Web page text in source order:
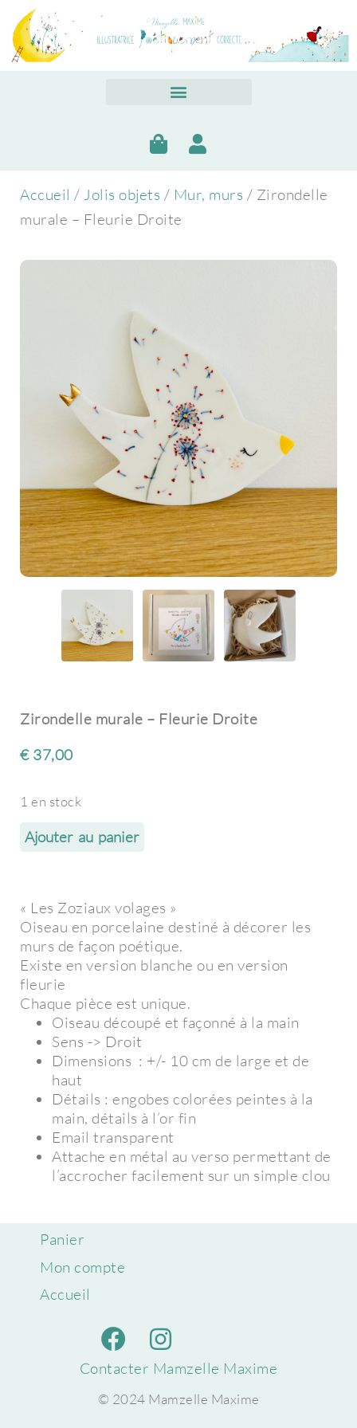
Accueil / Jolis objets / Mur, murs / Zirondelle
murale – Fleurie Droite
Zirondelle murale – Fleurie Droite
€37,00
1 en stock
Ajouter au panier
« Les Zoziaux volages »
Oiseau en porcelaine destiné à décorer les
murs de façon poétique.
Existe en version blanche ou en version
fleurie
Chaque pièce est unique.
Oiseau découpé et façonné à la main
Sens -> Droit
Dimensions : +/- 10 cm de large et de
haut
Détails : engobes colorées peintes à la
main, détails à l’or fin
Email transparent
Attache en métal au verso permettant de
l’accrocher facilement sur un simple clou
Panier
Mon compte
Accueil
Contacter Mamzelle Maxime
© 2024 Mamzelle Maxime